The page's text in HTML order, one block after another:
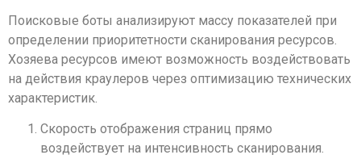
Поисковые боты анализируют массу показателей при
определении приоритетности сканирования ресурсов.
Хозяева ресурсов имеют возможность воздействовать
на действия краулеров через оптимизацию технических
характеристик.
Скорость отображения страниц прямо
воздействует на интенсивность сканирования.